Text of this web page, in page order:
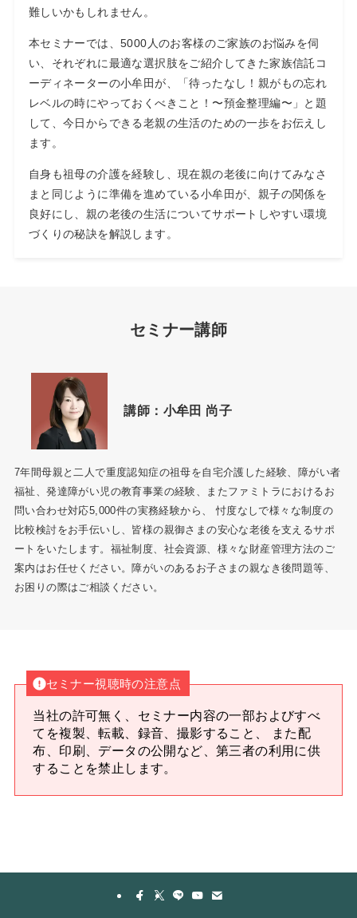
難しいかもしれません。
本セミナーでは、5000人のお客様のご家族のお悩みを伺
い、それぞれに最適な選択肢をご紹介してきた家族信託コ
ーディネーターの小牟田が、「待ったなし！親がもの忘れ
レベルの時にやっておくべきこと！〜預金整理編〜」と題
して、今日からできる老親の生活のための一歩をお伝えし
ます。
自身も祖母の介護を経験し、現在親の老後に向けてみなさ
まと同じように準備を進めている小牟田が、親子の関係を
良好にし、親の老後の生活についてサポートしやすい環境
づくりの秘訣を解説します。
セミナー講師
講師： 小牟田 尚子
7年間母親と二人で重度認知症の祖母を自宅介護した経験、障がい者
福祉、発達障がい児の教育事業の経験、またファミトラにおけるお
問い合わせ対応5,000件の実務経験から、 忖度なしで様々な制度の
比較検討をお手伝いし、皆様の親御さまの安心な老後を支えるサポ
ートをいたします。福祉制度、社会資源、様々な財産管理方法のご
案内はお任せください。障がいのあるお子さまの親なき後問題等、
お困りの際はご相談ください。
セミナー視聴時の注意点
当社の許可無く、セミナー内容の一部およびすべ
てを複製、転載、録音、撮影すること、 また配
布、印刷、データの公開など、第三者の利用に供
することを禁止します。